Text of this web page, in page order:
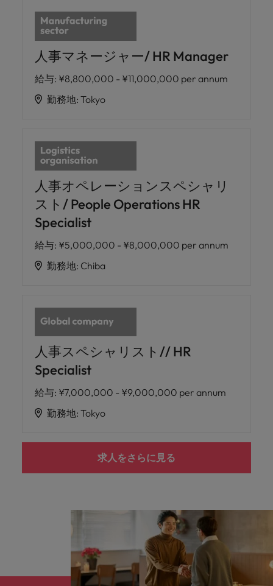
人事マネージャー/ HR Manager
給与: ¥8,800,000 - ¥11,000,000 per annum
勤務地: Tokyo
人事オペレーションスペシャリ
スト/ People Operations HR
Specialist
給与: ¥5,000,000 - ¥8,000,000 per annum
勤務地: Chiba
人事スペシャリスト// HR
Specialist
給与: ¥7,000,000 - ¥9,000,000 per annum
勤務地: Tokyo
求人をさらに見る